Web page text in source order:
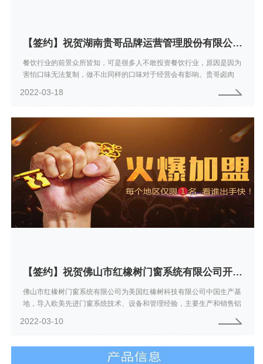
【签约】祝贺湖南贵哥品牌运营管理股份有限公司开通4008772599服务热线欢迎咨询卤肉卷加盟
餐饮行业的前景众所皆知，可是很多人不敢投资餐饮行业，原因是因为
害怕口味无法复制，做不出同样的口味对于经营会有影响。贵哥卤肉
需求，而且标准化...
2022-03-18
【签约】祝贺佛山市红橡树门窗系统有限公司开通4001886608服务热线欢迎咨询铝合金门窗
佛山市红橡树门窗系统有限公司为美国红橡树科技有限公司中国生产基
地，导入欧美先进门窗系统技术、设备和管理经验，主要生产和销售铝
红橡树门窗已建...
2022-03-10